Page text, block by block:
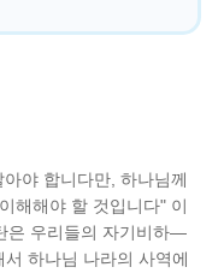
야 합니다만, 하나님께
해해야 할 것입니다" 이
은 우리들의 자기비하—
하나님 나라의 사역에